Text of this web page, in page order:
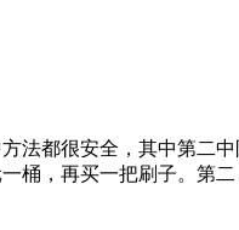
都很安全，其中第二
桶，再买一把刷子。第